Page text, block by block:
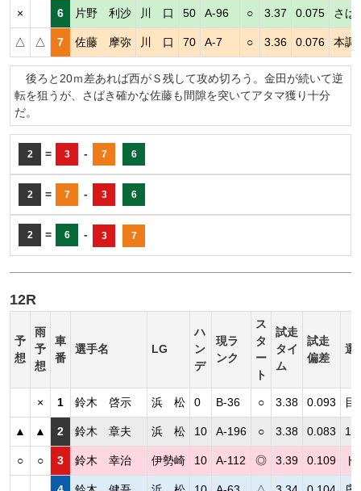
× 6 片野 利沙 川 口 50 A-96 ○ 3.37 0.075 さば
△ △ 7 佐藤 摩弥 川 口 70 A-7 ○ 3.36 0.076 本調
後ろと20ｍ差あれば西がＳ残して攻め切ろう。金田が続いて逆
転を狙うが、さばき確かな佐藤も間隙を突いてアタマ獲り十分
だ。
2 = 3 - 7 6
2 = 7 - 3 6
2 = 6 - 3 7
12R
予
想
雨
予
想
車
番
選手名 LG
ハ
ン
デ
現ラ
ンク
ス
タ
ー
ト
試走
タイ
ム
試走
偏差
選
× 1 鈴木 啓示 浜 松 0 B-36 ○ 3.38 0.093 目
▲ ▲ 2 鈴木 章夫 浜 松 10 A-196 ○ 3.38 0.083 10
○ ○ 3 鈴木 幸治 伊勢崎 10 A-112 ◎ 3.39 0.109